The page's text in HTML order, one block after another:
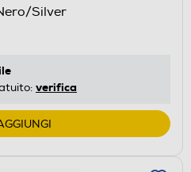
Silver
verifica